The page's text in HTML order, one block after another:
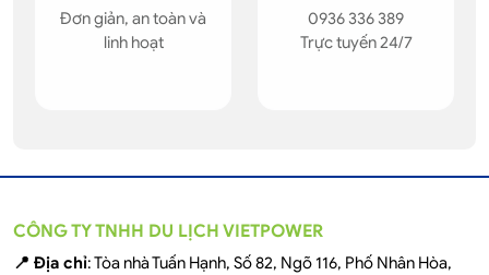
Đơn giản, an toàn và
linh hoạt
0936 336 389
Trực tuyến 24/7
CÔNG TY TNHH DU LỊCH VIETPOWER
📍 Địa chỉ: Tòa nhà Tuấn Hạnh, Số 82, Ngõ 116, Phố Nhân Hòa,